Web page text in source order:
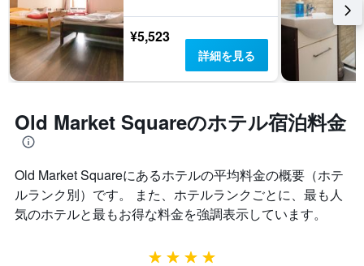
¥5,523
詳細を見る
Old Market Squareのホテル宿泊料金
Old Market Square​にあるホテルの平均料金の概要（ホテ
ルランク別）です。 また、ホテルランクごとに、最も人
気のホテルと最もお得な料金を強調表示しています。
4つ星